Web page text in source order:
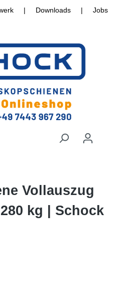
| Downloads | Jobs
Vollauszug
kg | Schock